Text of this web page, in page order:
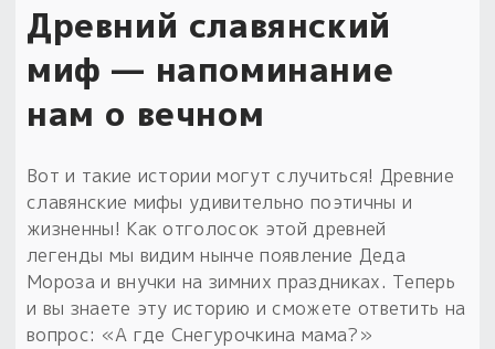
Древний славянский
миф — напоминание
нам о вечном
Вот и такие истории могут случиться! Древние
славянские мифы удивительно поэтичны и
жизненны! Как отголосок этой древней
легенды мы видим нынче появление Деда
Мороза и внучки на зимних праздниках. Теперь
и вы знаете эту историю и сможете ответить на
вопрос: «А где Снегурочкина мама?»